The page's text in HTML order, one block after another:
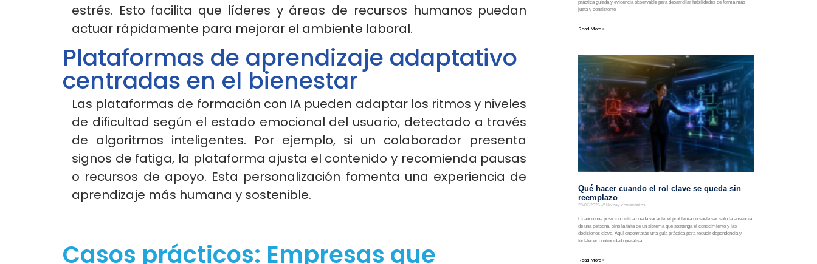
estrés. Esto facilita que líderes y áreas de recursos humanos puedan
actuar rápidamente para mejorar el ambiente laboral.
Plataformas de aprendizaje adaptativo
centradas en el bienestar
Las plataformas de formación con IA pueden adaptar los ritmos y niveles
de dificultad según el estado emocional del usuario, detectado a través
de algoritmos inteligentes. Por ejemplo, si un colaborador presenta
signos de fatiga, la plataforma ajusta el contenido y recomienda pausas
o recursos de apoyo. Esta personalización fomenta una experiencia de
aprendizaje más humana y sostenible.
Casos prácticos: Empresas que
práctica guiada y evidencia observable para desarrollar habilidades de forma más
justa y consistente
Read More »
Qué hacer cuando el rol clave se queda sin
reemplazo
28/07/2026 No hay comentarios
Cuando una posición crítica queda vacante, el problema no suele ser solo la ausencia
de una persona, sino la falta de un sistema que sostenga el conocimiento y las
decisiones clave. Aquí encontrarás una guía práctica para reducir dependencia y
fortalecer continuidad operativa.
Read More »